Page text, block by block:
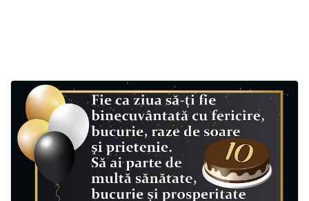
Felicitari muzicale
Felicitari muzicale personalizate
Felicitari animate
Invitatii personalizate